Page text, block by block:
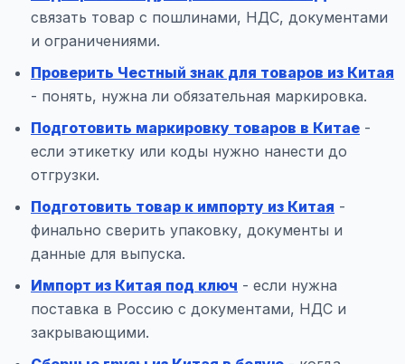
связать товар с пошлинами, НДС, документами
и ограничениями.
Проверить Честный знак для товаров из Китая
- понять, нужна ли обязательная маркировка.
Подготовить маркировку товаров в Китае -
если этикетку или коды нужно нанести до
отгрузки.
Подготовить товар к импорту из Китая -
финально сверить упаковку, документы и
данные для выпуска.
Импорт из Китая под ключ - если нужна
поставка в Россию с документами, НДС и
закрывающими.